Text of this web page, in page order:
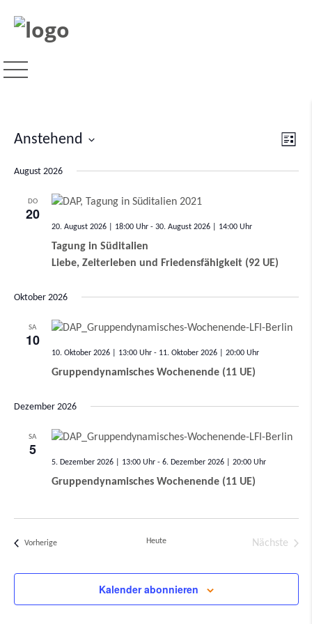
Liste
Anstehend
wählen.
August 2026
DO
20
20. August 2026 | 18:00 - 30. August 2026 | 14:00
Tagung in Süditalien
Liebe, Zeiterleben und Friedensfähigkeit (92 UE)
Oktober 2026
SA
10
10. Oktober 2026 | 13:00 - 11. Oktober 2026 | 20:00
Gruppendynamisches Wochenende (11 UE)
Dezember 2026
SA
5
5. Dezember 2026 | 13:00 - 6. Dezember 2026 | 20:00
Gruppendynamisches Wochenende (11 UE)
VorherigeVeranstaltungen Heute
Nächste
Kalender abonnieren